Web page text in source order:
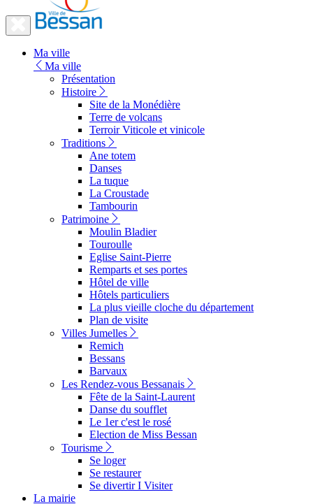
Fermer
vers
Ma ville
Ma ville
Présentation
Histoire
Site de la Monédière
Terre de volcans
Terroir Viticole et vinicole
Traditions
Ane totem
Danses
La tuque
La Croustade
Tambourin
Patrimoine
Moulin Bladier
Touroulle
Eglise Saint-Pierre
Remparts et ses portes
Hôtel de ville
Hôtels particuliers
La plus vieille cloche du département
Plan de visite
Villes Jumelles
Remich
Bessans
Barvaux
Les Rendez-vous Bessanais
Fête de la Saint-Laurent
Danse du soufflet
Le 1er c'est le rosé
Election de Miss Bessan
Tourisme
Se loger
Se restaurer
Se divertir I Visiter
La mairie